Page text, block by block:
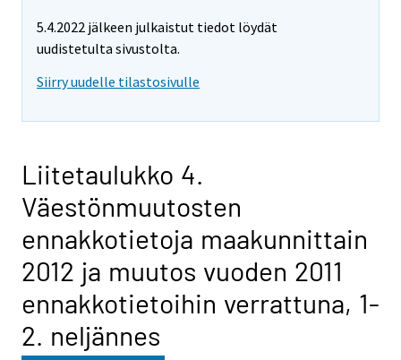
5.4.2022 jälkeen julkaistut tiedot löydät
uudistetulta sivustolta.
Siirry uudelle tilastosivulle
Liitetaulukko 4.
Väestönmuutosten
ennakkotietoja maakunnittain
2012 ja muutos vuoden 2011
ennakkotietoihin verrattuna, 1-
2. neljännes